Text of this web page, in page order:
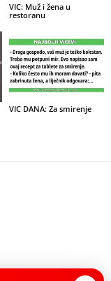
VIC: Muž i žena u
restoranu
VIC DANA: Za smirenje